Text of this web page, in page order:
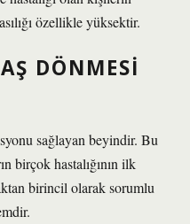
özellikle yüksektir.
DÖNMESI
sağlayan beyindir. Bu
birçok hastalığının ilk
birincil olarak sorumlu